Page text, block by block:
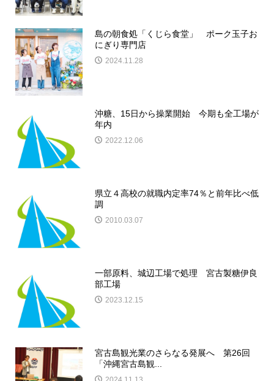
島の朝食処「くじら食堂」 ポーク玉子お
にぎり専門店
2024.11.28
沖糖、15日から操業開始 今期も全工場が
年内
2022.12.06
県立４高校の就職内定率74％と前年比べ低
調
2010.03.07
一部原料、城辺工場で処理 宮古製糖伊良
部工場
2023.12.15
宮古島観光業のさらなる発展へ 第26回
「沖縄宮古島観...